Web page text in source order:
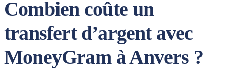
Combien coûte un
transfert d’argent avec
MoneyGram à Anvers ?